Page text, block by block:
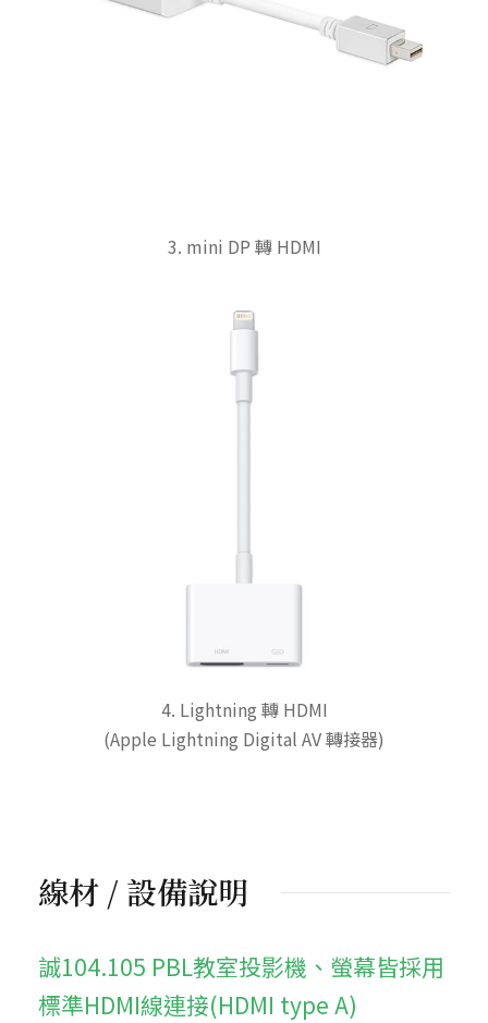
3. mini DP 轉 HDMI
4. Lightning 轉 HDMI
(Apple Lightning Digital AV 轉接器)
線材 / 設備說明
誠104.105 PBL教室投影機、螢幕皆採用
標準HDMI線連接(HDMI type A)